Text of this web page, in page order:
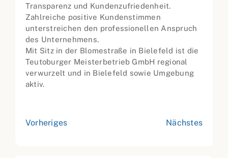
Transparenz und Kundenzufriedenheit.
Zahlreiche positive Kundenstimmen
unterstreichen den professionellen Anspruch
des Unternehmens.
Mit Sitz in der Blomestraße in Bielefeld ist die
Teutoburger Meisterbetrieb GmbH regional
verwurzelt und in Bielefeld sowie Umgebung
aktiv.
Vorheriges Nächstes